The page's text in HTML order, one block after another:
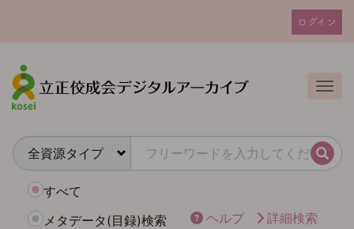
ン
テ
ン
ユ
カ
ウ
ト
ログイン
検索
すべて
メタデータ(目録)検索
ヘルプ 詳細検索